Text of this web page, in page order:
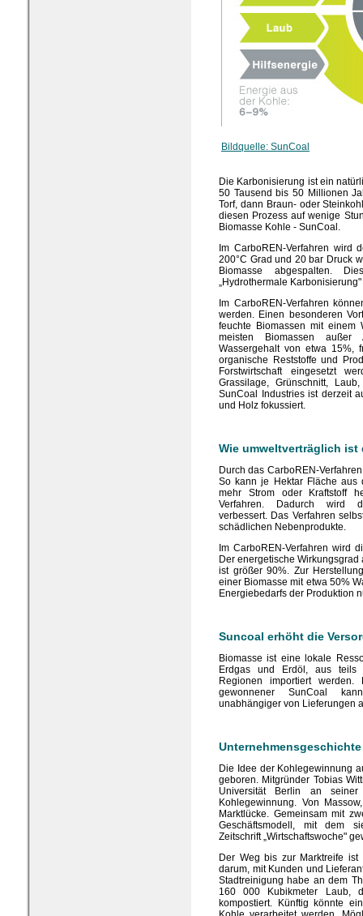
Bildquelle: SunCoal
Die Karbonisierung ist ein
50 Tausend bis 50 Millionen
Torf, dann Braun- oder
diesen Prozess auf wenige
Biomasse Kohle - SunCoal.
Im CarboREN-Verfahren wird
200°C Grad und 20 bar Druck
Biomasse abgespalten.
„Hydrothermale
Im CarboREN-Verfahren
werden. Einen besonderen
feuchte Biomassen mit
meisten Biomassen außer
Wassergehalt von etwa 15%,
organische Reststoffe und
Forstwirtschaft eingesetzt
Grassilage, Grünschnitt,
SunCoal Industries ist derzeit
und Holz fokussiert.
Wie umweltverträglich ist
Durch das CarboREN-
So kann je Hektar Fläche aus
mehr Strom oder Kraftstoff
Verfahren. Dadurch wird
verbessert. Das Verfahren
schädlichen Nebenprodukte.
Im CarboREN-Verfahren wird
Der energetische
ist größer 90%. Zur
einer Biomasse mit etwa 50%
Energiebedarfs der Produktion
Suncoal erhöht die
Biomasse ist eine lokale
Erdgas und Erdöl, aus teils
Regionen importiert
gewonnener SunCoal
unabhängiger von Lieferungen
Unternehmensgeschichte
Die Idee der Kohlegewinnung
geboren. Mitgründer Tobias
Universität Berlin an
Kohlegewinnung. Von
Marktlücke. Gemeinsam mit
Geschäftsmodell, mit dem
Zeitschrift „Wirtschaftswoche"
Der Weg bis zur Marktreife
darum, mit Kunden und
Stadtreinigung habe an dem
160 000 Kubikmeter Laub,
kompostiert. Künftig könnte